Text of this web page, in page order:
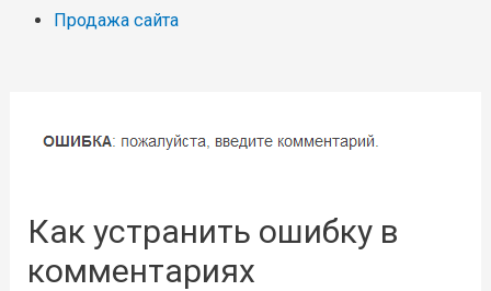
Продажа сайта
Как устранить ошибку в
комментариях